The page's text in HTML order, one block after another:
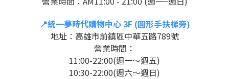
📍統一夢時代購物中心 3F (圓形手扶梯旁)
地址：高雄市前鎮區中華五路789號
營業時間 ：
11:00-22:00(週一〜週五)
10:30-22:00(週六〜週日)